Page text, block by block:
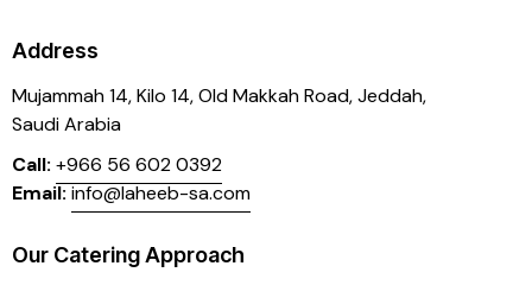
Address
Mujammah 14, Kilo 14,Old Makkah Road, Jeddah,
Saudi Arabia
Call: +966 56 602 0392
Email:info@laheeb-sa.com
Our Catering Approach